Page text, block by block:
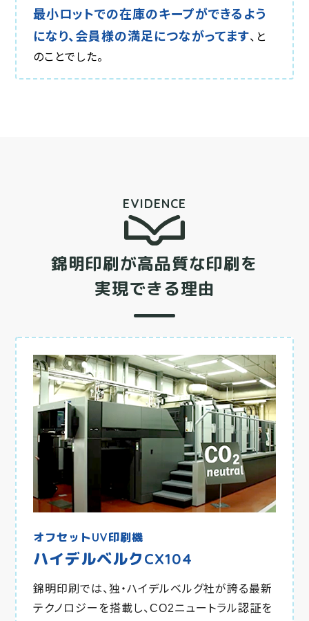
最小ロットでの在庫のキープができるよう
になり、会員様の満足につながってます、と
のことでした。
EVIDENCE
錦明印刷が高品質な印刷を
実現できる理由
オフセットUV印刷機
ハイデルベルクCX104
錦明印刷では、独・ハイデルベルグ社が誇る最新
テクノロジーを搭載し、CO2ニュートラル認証を